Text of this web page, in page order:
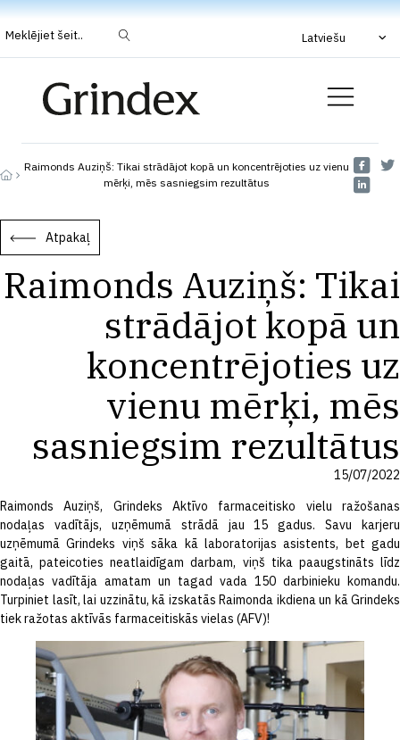
Meklējiet šeit.. Latviešu
Raimonds Auziņš: Tikai strādājot kopā un koncentrējoties uz vienu
mērķi, mēs sasniegsim rezultātus
Atpakaļ
Raimonds Auziņš: Tikai
strādājot kopā un
koncentrējoties uz
vienu mērķi, mēs
sasniegsim rezultātus
15/07/2022
Raimonds Auziņš, Grindeks Aktīvo farmaceitisko vielu ražošanas
nodaļas vadītājs, uzņēmumā strādā jau 15 gadus. Savu karjeru
uzņēmumā Grindeks viņš sāka kā laboratorijas asistents, bet gadu
gaitā, pateicoties neatlaidīgam darbam, viņš tika paaugstināts līdz
nodaļas vadītāja amatam un tagad vada 150 darbinieku komandu.
Turpiniet lasīt, lai uzzinātu, kā izskatās Raimonda ikdiena un kā Grindeks
tiek ražotas aktīvās farmaceitiskās vielas (AFV)!